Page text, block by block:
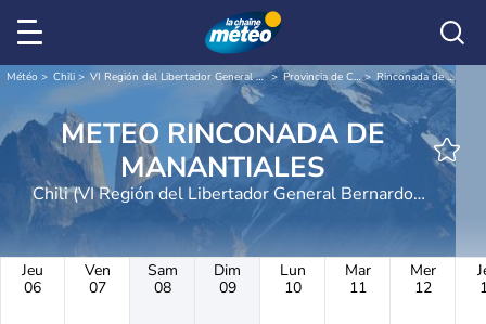
Météo Chili VI Región del Libertador General Bernardo O'Higgins Provincia de Colchagua Rinconada de Manantiales
METEO RINCONADA DE
MANANTIALES
Chili (VI Región del Libertador General Bernardo
O'Higgins)
Jeu
06
Ven
07
Sam
08
Dim
09
Lun
10
Mar
11
Mer
12